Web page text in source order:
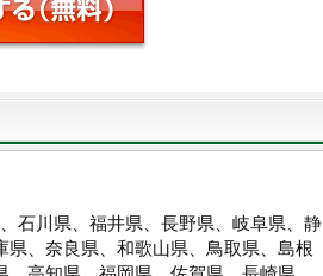
川県、福井県、長野県、岐阜県、静
県、奈良県、和歌山県、鳥取県、島根